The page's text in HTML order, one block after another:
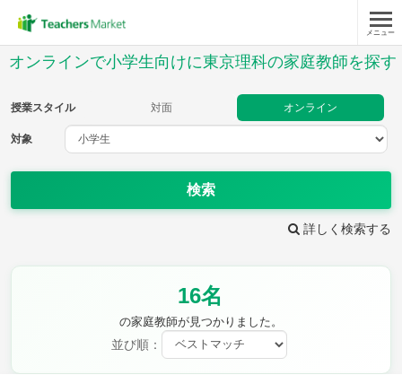
メニュー
オンラインで小学生向けに東京理科の家庭教師を探す
授業スタイル 対面 オンライン
対象
検索
詳しく検索する
16名
の家庭教師が見つかりました。
並び順：
教科
図画工作
時給：¥1,000 ～ ¥10,000